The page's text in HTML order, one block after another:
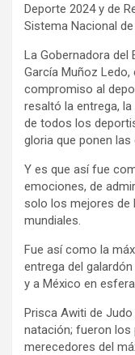
Deporte 2024 y de
Sistema Nacional
La Gobernadora del
García Muñoz
compromiso al
resaltó la entrega,
de todos los
gloria que ponen
Y es que así fue
emociones, de
solo los mejores de
mundiales.
Fue así como la
entrega del
y a México en
Prisca Awiti de
natación; fueron los
merecedores del